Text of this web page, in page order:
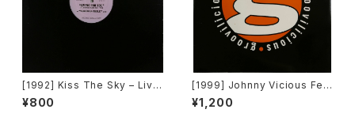
[1992] Kiss The Sky – Livin
g For You / Voodoo Chile /
What Does It Take? / Don't
¥800
[1999] Johnny Vicious Fea
t. Dangerous Dave – Sanct
uary [Groovilicious]
¥1,200